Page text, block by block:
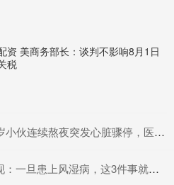
资 美商务部长：谈判不影响8月1日
税
连续熬夜突发心脏骤停，医生提醒
风湿病，这3件事就别做了，别害了自己！